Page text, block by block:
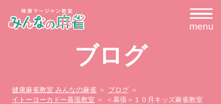
menu
ブログ
健康麻雀教室 みんなの麻雀
ブログ
イトーヨーカドー幕張教室
＜幕張＞１０月キッズ麻雀教室